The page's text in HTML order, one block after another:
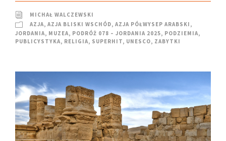
MICHAŁ WALCZEWSKI
AZJA, AZJA BLISKI WSCHÓD, AZJA PÓŁWYSEP ARABSKI ,
JORDANIA, MUZEA, PODRÓŻ 078 – JORDANIA 2025, PODZIEMIA,
PUBLICYSTYKA, RELIGIA, SUPERHIT, UNESCO, ZABYTKI